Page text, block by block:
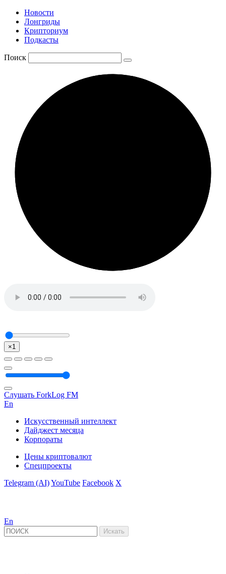
Новости
Лонгриды
Крипториум
Подкасты
Поиск
×1
Слушать ForkLog FM
En
Искусственный интеллект
Дайджест месяца
Корпораты
Цены криптовалют
Спецпроекты
Telegram (AI)YouTube Facebook X
En